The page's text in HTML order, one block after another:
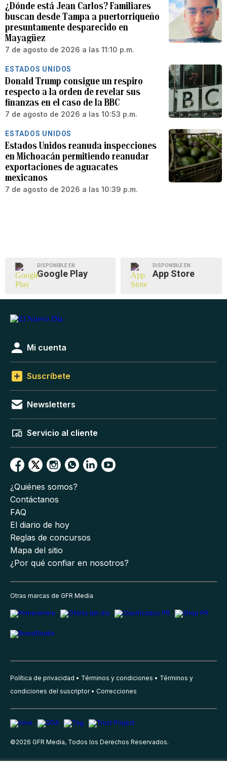
¿Dónde está Jean Carlos? Familiares
buscan desde Tampa a puertorriqueño
presuntamente desparecido en
Mayagüez
7 de agosto de 2026 a las 11:10 p.m.
ESTADOS UNIDOS
Donald Trump consigue un respiro
respecto a la orden de revelar sus
finanzas en el caso de la BBC
7 de agosto de 2026 a las 10:53 p.m.
ESTADOS UNIDOS
Estados Unidos reanuda inspecciones
en Michoacán permitiendo reanudar
exportaciones de aguacates
mexicanos
7 de agosto de 2026 a las 10:39 p.m.
DISPONIBLE EN
Google Play
DISPONIBLE EN
App Store
Mi cuenta
Suscríbete
Newsletters
Servicio al cliente
¿Quiénes somos?
Contáctanos
FAQ
El diario de hoy
Reglas de concursos
Mapa del sitio
¿Por qué confiar en nosotros?
Otras marcas de GFR Media
Política de privacidad Términos y condiciones
Términos y
condiciones del suscriptor
Correcciones
©2026 GFR Media, Todos los Derechos Reservados.